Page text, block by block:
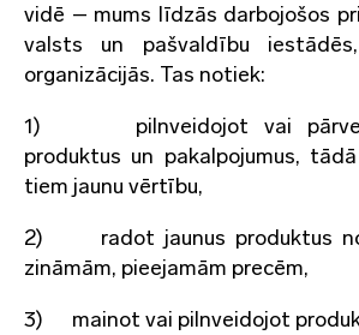
vidē – mums līdzās darbojošos
valsts un pašvaldību
organizācijās. Tas notiek:
1) pilnveidojot vai
produktus un pakalpojumus,
tiem jaunu vērtību,
2) radot jaunus produktus no
zināmām, pieejamām precēm,
3) mainot vai pilnveidojot